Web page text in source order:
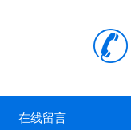
在线留言